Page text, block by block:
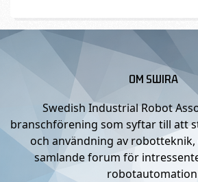
OM SWIRA
Swedish Industrial Robot
branschförening som syftar till att
och användning av
samlande forum för